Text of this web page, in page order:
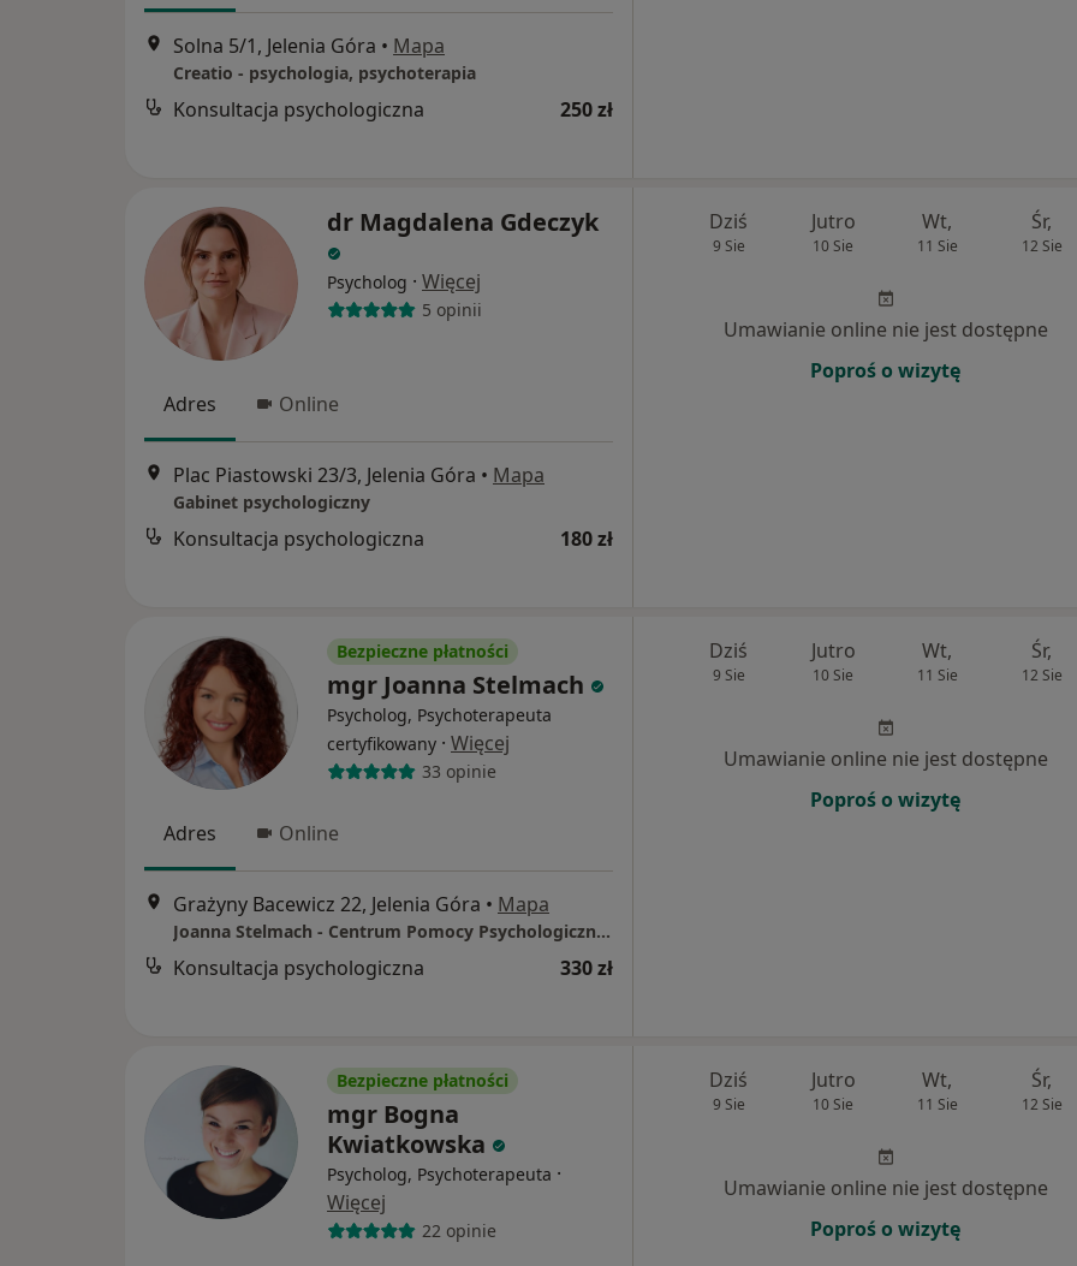
Solna 5/1, Jelenia Góra • Mapa
Creatio - psychologia, psychoterapia
Konsultacja psychologiczna 250 zł
dr Magdalena Gdeczyk
Psycholog · Więcej
5 opinii
Adres Online
Plac Piastowski 23/3, Jelenia Góra • Mapa
Gabinet psychologiczny
Konsultacja psychologiczna 180 zł
Dziś
9 Sie
Jutro
10 Sie
Wt,
11 Sie
Śr,
12 Sie
Umawianie online nie jest dostępne
Poproś o wizytę
Bezpieczne płatności
mgr Joanna Stelmach
Psycholog, Psychoterapeuta
certyfikowany · Więcej
33 opinie
Adres Online
Grażyny Bacewicz 22, Jelenia Góra • Mapa
Joanna Stelmach - Centrum Pomocy Psychologicznej "Integracja"
Konsultacja psychologiczna 330 zł
Dziś
9 Sie
Jutro
10 Sie
Wt,
11 Sie
Śr,
12 Sie
Umawianie online nie jest dostępne
Poproś o wizytę
Bezpieczne płatności
mgr Bogna
Kwiatkowska
Psycholog, Psychoterapeuta ·
Więcej
22 opinie
Dziś
9 Sie
Jutro
10 Sie
Wt,
11 Sie
Śr,
12 Sie
Umawianie online nie jest dostępne
Poproś o wizytę